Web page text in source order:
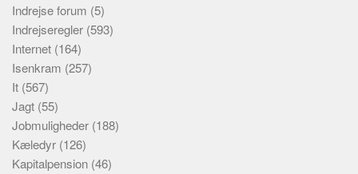
Indrejse forum (5)
Indrejseregler (593)
Internet (164)
Isenkram (257)
It (567)
Jagt (55)
Jobmuligheder (188)
Kæledyr (126)
Kapitalpension (46)